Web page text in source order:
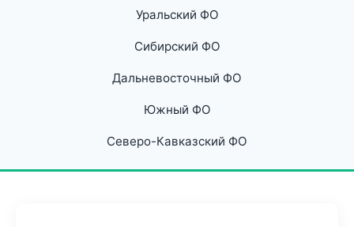
Уральский ФО
Сибирский ФО
Дальневосточный ФО
Южный ФО
Северо-Кавказский ФО